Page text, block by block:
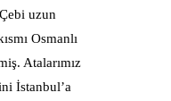
uzun
Osmanlı
Atalarımız
İstanbul’a